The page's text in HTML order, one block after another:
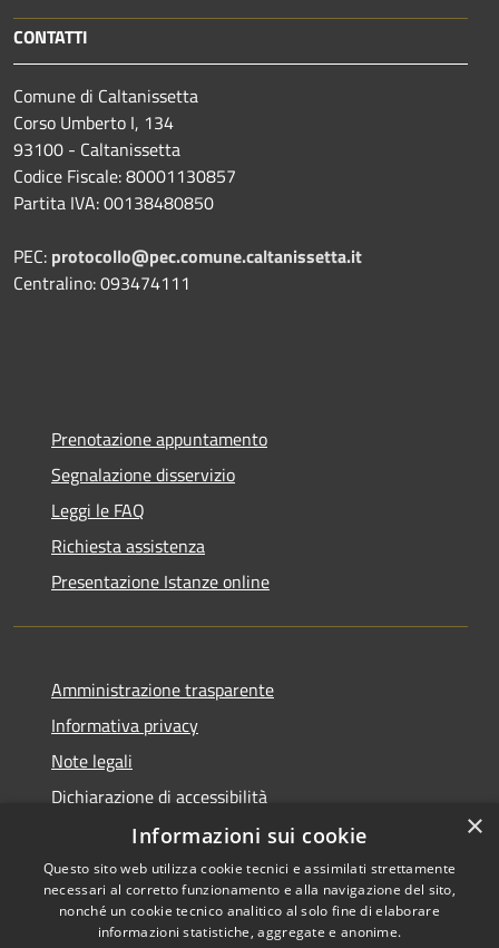
CONTATTI
Comune di Caltanissetta
Corso Umberto I, 134
93100 - Caltanissetta
Codice Fiscale: 80001130857
Partita IVA: 00138480850
PEC: protocollo@pec.comune.caltanissetta.it
Centralino: 093474111
Prenotazione appuntamento
Segnalazione disservizio
Leggi le FAQ
Richiesta assistenza
Presentazione Istanze online
Amministrazione trasparente
Informativa privacy
Note legali
Dichiarazione di accessibilità
Accessibilità
Copyright © 2026 • Comune di
Caltanissetta • Powered by
×
Informazioni sui cookie
Questo sito web utilizza cookie tecnici e assimilati strettamente
necessari al corretto funzionamento e alla navigazione del sito,
nonché un cookie tecnico analitico al solo fine di elaborare
informazioni statistiche, aggregate e anonime.